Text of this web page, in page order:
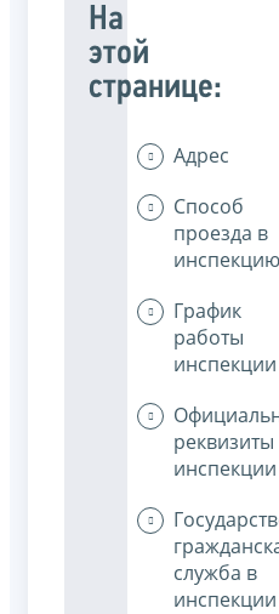
На
этой
странице:
Адрес
Способ
проезда в
инспекцию
График
работы
инспекции
реквизиты
инспекции
служба в
инспекции